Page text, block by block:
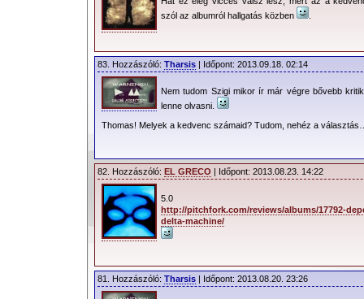
szól az albumról hallgatás közben
83. Hozzászóló: Tharsis | Időpont: 2013.09.18. 02:14
Nem tudom Szigi mikor ír már végre bővebb
lenne olvasni.
Thomas! Melyek a kedvenc számaid? Tudom, nehéz a
82. Hozzászóló: EL GRECO | Időpont: 2013.08.23. 14:22
5.0
http://pitchfork.com/reviews/albums/17792-
delta-machine/
81. Hozzászóló: Tharsis | Időpont: 2013.08.20. 23:26